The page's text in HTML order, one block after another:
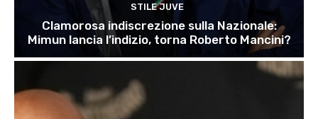
STILE JUVE
Clamorosa indiscrezione sulla Nazionale:
Mimun lancia l’indizio, torna Roberto Mancini?